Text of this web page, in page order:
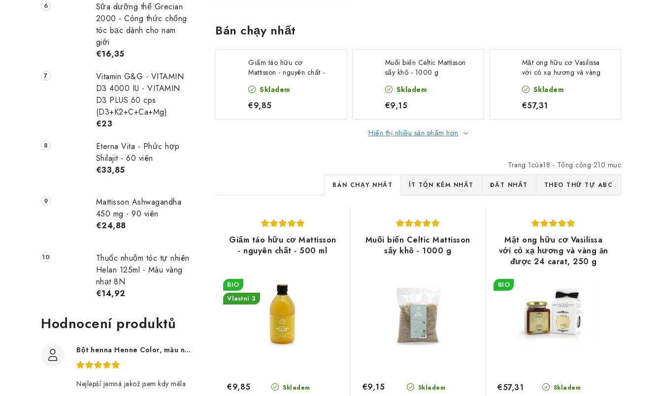
Sữa dưỡng thể Grecian
2000 - Công thức chống
tóc bạc dành cho nam
giới
€16,35
Vitamin G&G - VITAMIN
D3 4000 IU - VITAMIN
D3 PLUS 60 cps
(D3+K2+C+Ca+Mg)
€23
Eterna Vita - Phức hợp
Shilajit - 60 viên
€33,85
Mattisson Ashwagandha
450 mg - 90 viên
€24,88
Thuốc nhuộm tóc tự nhiên
Helan 125ml - Màu vàng
nhạt 8N
€14,92
Hodnocení produktů
Bột henna Henne Color, màu nâu, 100g
Nejlepší jemná jakož jsem kdy měla
Bán chạy nhất
Giấm táo hữu cơ
Mattisson - nguyên chất -
Skladem
€9,85
Muối biển Celtic Mattisson
sấy khô - 1000 g
Skladem
€9,15
Mật ong hữu cơ Vasilissa
với cỏ xạ hương và vàng
Skladem
€57,31
Hiển thị nhiều sản phẩm hơn
Trang 1 của18 - Tổng cộng 210 mục
h
n
l
BÁN CHẠY NHẤT ÍT TỐN KÉM NHẤT ĐẮT NHẤT THEO THỨ TỰ ABC
á
Giấm táo hữu cơ Mattisson
- nguyên chất - 500 ml
BIO
Vlastní 3
Skladem
€9,85
Muối biển Celtic Mattisson
sấy khô - 1000 g
Skladem
€9,15
Mật ong hữu cơ Vasilissa
với cỏ xạ hương và vàng ăn
được 24 carat, 250 g
BIO
Skladem
€57,31